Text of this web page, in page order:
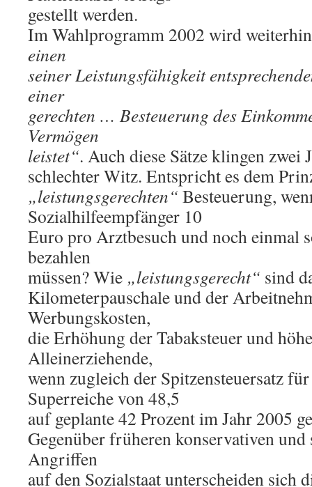
gestellt werden.
Im Wahlprogramm 2002 wird
einen
seiner Leistungsfähigkeit
einer
gerechten … Besteuerung des
Vermögen
leistet“. Auch diese Sätze klingen zwei
schlechter Witz. Entspricht es dem
„leistungsgerechten“ Besteuerung,
Sozialhilfeempfänger 10
Euro pro Arztbesuch und noch einmal
bezahlen
müssen? Wie „leistungsgerecht“ sind
Kilometerpauschale und der
Werbungskosten,
die Erhöhung der Tabaksteuer und
Alleinerziehende,
wenn zugleich der Spitzensteuersatz
Superreiche von 48,5
auf geplante 42 Prozent im Jahr 2005
Gegenüber früheren konservativen
Angriffen
auf den Sozialstaat unterscheiden sich